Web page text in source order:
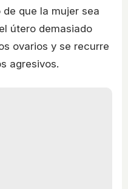
que la mujer sea
útero demasiado
ovarios y se recurre
agresivos.